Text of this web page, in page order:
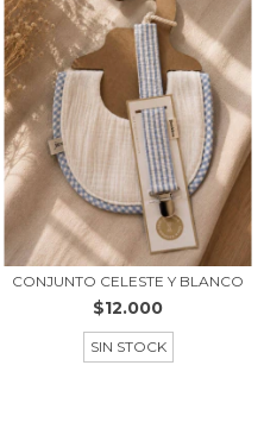
CONJUNTO CELESTE Y BLANCO
$12.000
SIN STOCK